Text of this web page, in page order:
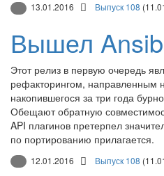
13.01.2016 Выпуск 108
Вышел
Этот релиз в первую очередь
рефакторингом, направленным
накопившегося за три года
Обещают обратную
API плагинов претерпел
по портированию прилагается.
12.01.2016 Выпуск 108